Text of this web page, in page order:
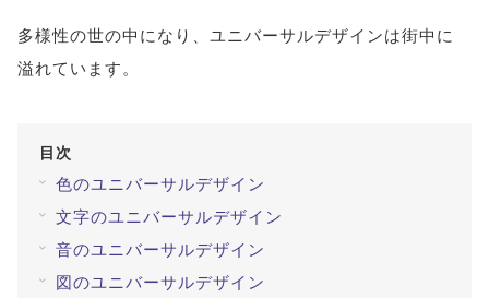
全てのキーワードを見る
多様性の世の中になり、ユニバーサルデザインは街中に
溢れています。
目次
色のユニバーサルデザイン
文字のユニバーサルデザイン
音のユニバーサルデザイン
図のユニバーサルデザイン